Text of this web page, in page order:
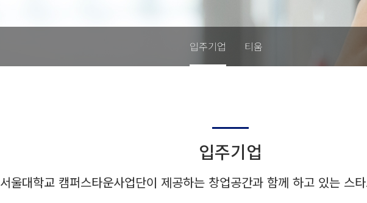
입주기업 티움
입주기업
서울대학교 캠퍼스타운사업단이 제공하는 창업공간과 함께 하고 있는 스